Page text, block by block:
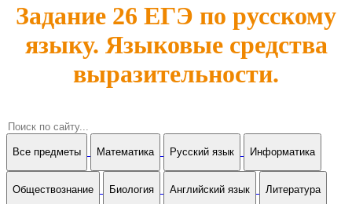
Задание 26 ЕГЭ по русскому
языку. Языковые средства
выразительности.
Все предметы Математика Русский язык Информатика
Обществознание Биология Английский язык Литература